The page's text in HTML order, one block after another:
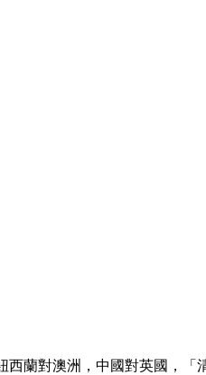
蘭對澳洲，中國對英國，